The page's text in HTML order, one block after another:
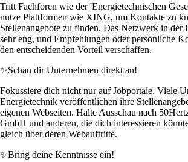
Tritt Fachforen wie der 'Energietechnischen
nutze Plattformen wie XING, um Kontakte zu
Stellenangebote zu finden. Das Netzwerk in der
sehr eng, und Empfehlungen oder persönliche
den entscheidenden Vorteil verschaffen.
✨Schau dir Unternehmen direkt an!
Fokussiere dich nicht nur auf Jobportale. Viele
Energietechnik veröffentlichen ihre
eigenen Webseiten. Halte Ausschau nach
GmbH und anderen, die dich interessieren
gleich über deren Webauftritte.
✨Bring deine Kenntnisse ein!